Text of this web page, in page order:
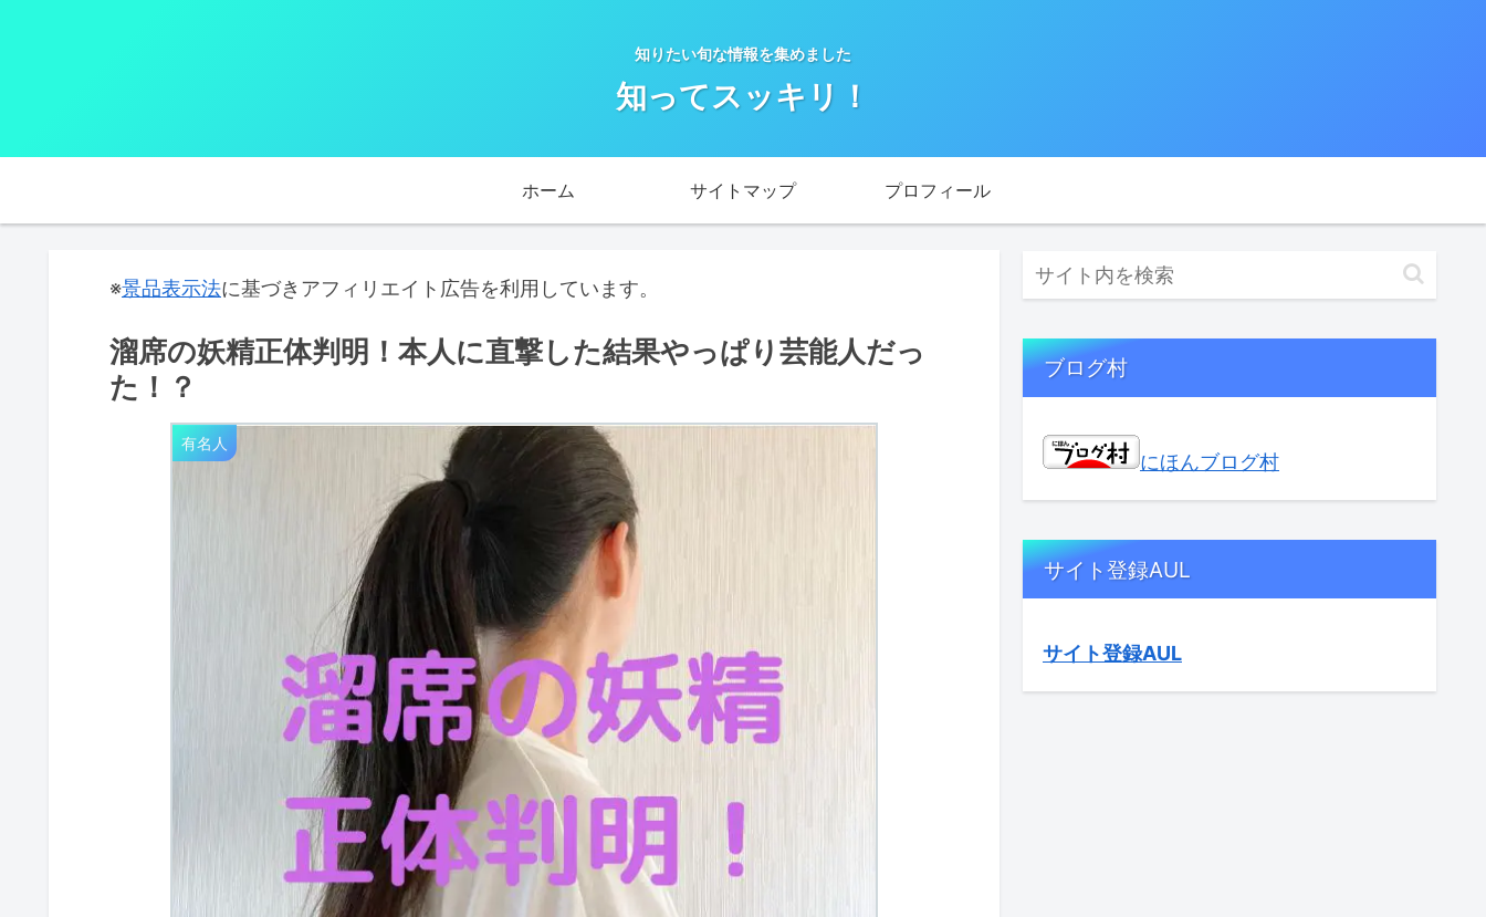
知りたい旬な情報を集めました
知ってスッキリ！
ホーム サイトマップ プロフィール
※景品表示法に基づきアフィリエイト広告を利用しています。
溜席の妖精正体判明！本人に直撃した結果やっぱり芸能人だっ
た！？
有名人
ブログ村
にほんブログ村
サイト登録AUL
サイト登録AUL